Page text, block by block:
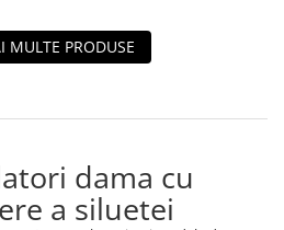
MULTE PRODUSE
dama cu
a siluetei